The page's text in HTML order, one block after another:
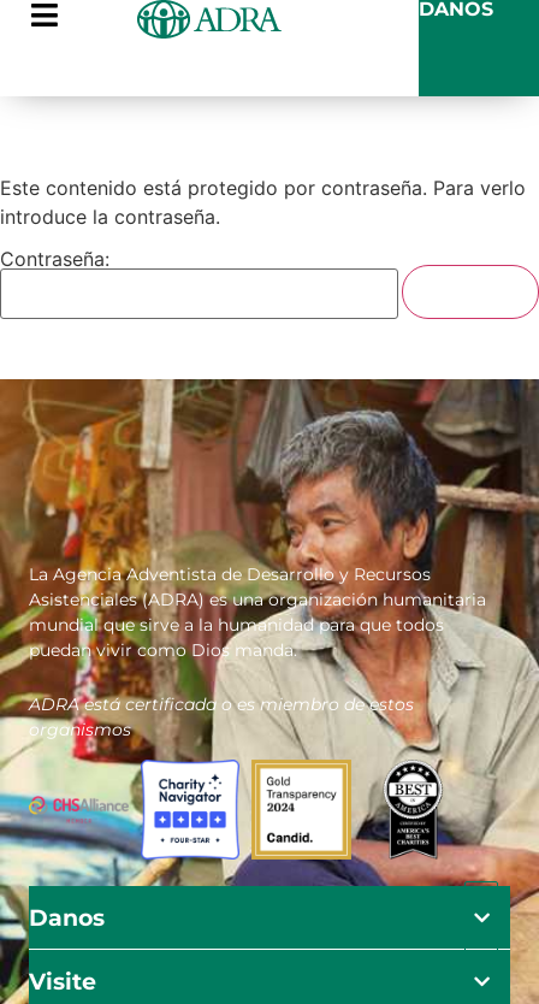
DANOS
Este contenido está protegido por contraseña. Para verlo
introduce la contraseña.
Contraseña:
La Agencia Adventista de Desarrollo y Recursos
Asistenciales (ADRA) es una organización humanitaria
mundial que sirve a la humanidad para que todos
puedan vivir como Dios manda.
ADRA está certificada o es miembro de estos
organismos
Danos
Visite